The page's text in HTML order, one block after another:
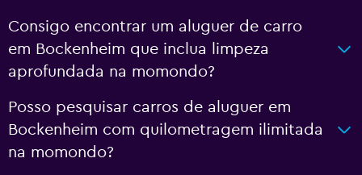
Consigo encontrar um aluguer de carro
em Bockenheim que inclua limpeza
aprofundada na momondo?
Posso pesquisar carros de aluguer em
Bockenheim com quilometragem ilimitada
na momondo?